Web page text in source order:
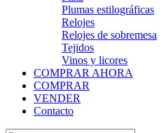
Plumas estilográficas
Relojes
Relojes de sobremesa
Tejidos
Vinos y licores
COMPRAR AHORA
COMPRAR
VENDER
Contacto